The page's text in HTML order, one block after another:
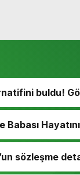
buldu!
Babası
sözleşme